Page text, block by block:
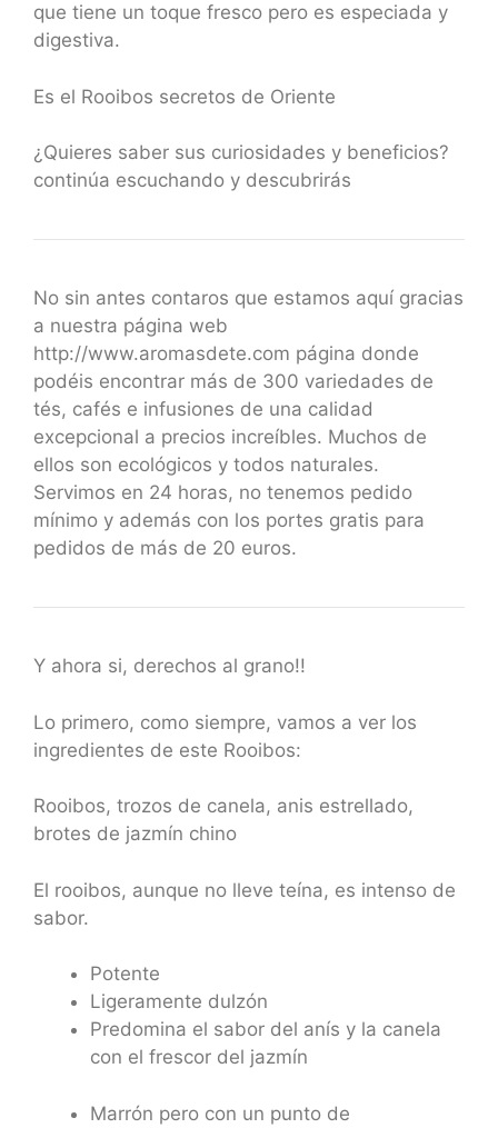
que tiene un toque fresco pero es especiada y
digestiva.
Es el Rooibos secretos de Oriente
¿Quieres saber sus curiosidades y beneficios?
continúa escuchando y descubrirás
No sin antes contaros que estamos aquí gracias
a nuestra página web
http://www.aromasdete.com página donde
podéis encontrar más de 300 variedades de
tés, cafés e infusiones de una calidad
excepcional a precios increíbles. Muchos de
ellos son ecológicos y todos naturales.
Servimos en 24 horas, no tenemos pedido
mínimo y además con los portes gratis para
pedidos de más de 20 euros.
Y ahora si, derechos al grano!!
Lo primero, como siempre, vamos a ver los
ingredientes de este Rooibos:
Rooibos, trozos de canela, anis estrellado,
brotes de jazmín chino
El rooibos, aunque no lleve teína, es intenso de
sabor.
Potente
Ligeramente dulzón
Predomina el sabor del anís y la canela
con el frescor del jazmín
Marrón pero con un punto de